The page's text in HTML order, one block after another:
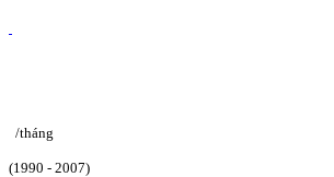
/tháng
(1990 - 2007)